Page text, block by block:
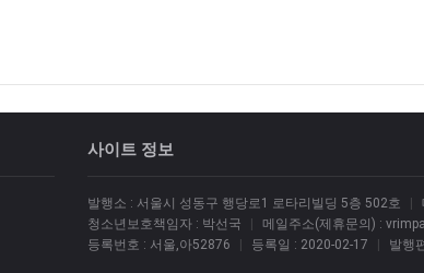
사이트 정보
발행소 : 서울시 성동구 행당로1 로타리빌딩 5층 502호
청소년보호책임자 : 박선국
메일주소(제휴문의) :
등록번호 : 서울,아52876
등록일 : 2020-02-17 발행